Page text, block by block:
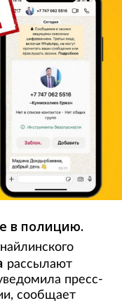
в полицию.
рассылают
пресс-
сообщает